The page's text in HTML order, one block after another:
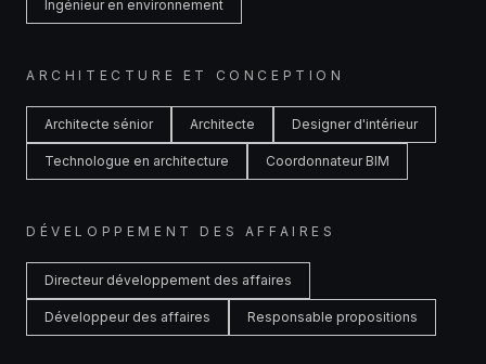
Ingénieur en environnement
ARCHITECTURE ET CONCEPTION
Architecte sénior Architecte Designer d'intérieur
Technologue en architecture Coordonnateur BIM
DÉVELOPPEMENT DES AFFAIRES
Directeur développement des affaires
Développeur des affaires Responsable propositions